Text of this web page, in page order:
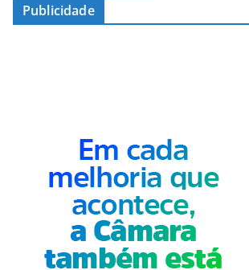
Publicidade